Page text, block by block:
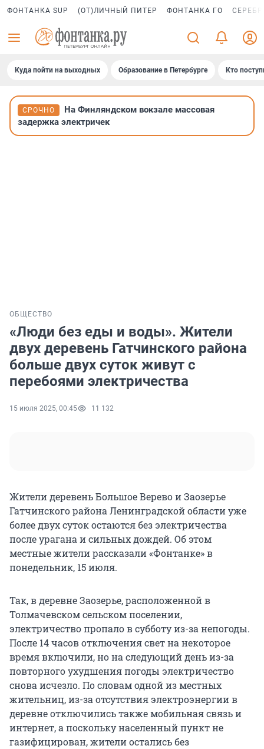
ФОНТАНКА SUP (ОТ)ЛИЧНЫЙ ПИТЕР ФОНТАНКА ГО
Куда пойти на выходных Образование в Петербурге Кто
СРОЧНО
На Финляндском вокзале массовая
задержка электричек
ОБЩЕСТВО
«Люди без еды и воды». Жители
двух деревень Гатчинского района
больше двух суток живут с
перебоями электричества
15 июля 2025, 00:45 11 132
Жители деревень Большое Верево и Заозерье
Гатчинского района Ленинградской области уже
более двух суток остаются без электричества
после урагана и сильных дождей. Об этом
местные жители рассказали «Фонтанке» в
понедельник, 15 июля.
Так, в деревне Заозерье, расположенной в
Толмачевском сельском поселении,
электричество пропало в субботу из-за непогоды.
После 14 часов отключения свет на некоторое
время включили, но на следующий день из-за
повторного ухудшения погоды электричество
снова исчезло. По словам одной из местных
жительниц, из-за отсутствия электроэнергии в
деревне отключились также мобильная связь и
интернет, а поскольку населенный пункт не
газифицирован, жители остались без